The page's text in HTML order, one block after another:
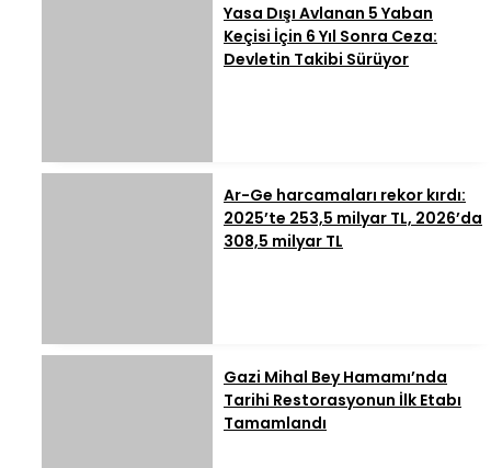
Yasa Dışı Avlanan 5 Yaban
Keçisi İçin 6 Yıl Sonra Ceza:
Devletin Takibi Sürüyor
Ar-Ge harcamaları rekor kırdı:
2025’te 253,5 milyar TL, 2026’da
308,5 milyar TL
Gazi Mihal Bey Hamamı’nda
Tarihi Restorasyonun İlk Etabı
Tamamlandı